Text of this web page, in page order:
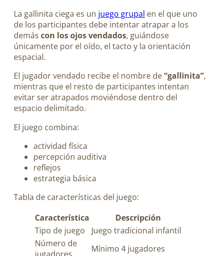
La gallinita ciega es un juego grupal en el que uno
de los participantes debe intentar atrapar a los
demás con los ojos vendados, guiándose
únicamente por el oído, el tacto y la orientación
espacial.
El jugador vendado recibe el nombre de“gallinita”,
mientras que el resto de participantes intentan
evitar ser atrapados moviéndose dentro del
espacio delimitado.
El juego combina:
actividad física
percepción auditiva
reflejos
estrategia básica
Tabla de características del juego:
Característica
Descripción
Tipo de juego
Juego tradicional infantil
Número de
jugadores
Mínimo 4 jugadores